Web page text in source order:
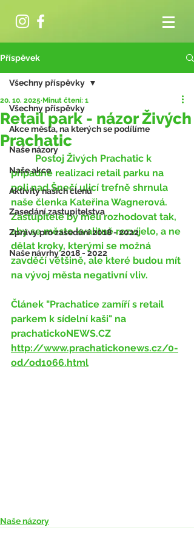
Příspěvek
Všechny příspěvky
Akce města, na kterých se podílíme
Naše názory
Naše akce
Aktivity našich členů
Zasedání zastupitelstva
Zprávy pro zasedání 2018 - 2022
Naše návrhy 2018 - 2022
Všechny příspěvky
Retail park - názor Živých
Prachatic
20. 10. 2025 Minut čtení: 1
případné realizaci retail parku na
poli nad Šnečí ulicí trefně shrnula
naše členka Kateřina Wagnerová.
Zastupitelé by měli rozhodovat tak,
aby se město kvalitně rozvíjelo, a ne
dělat kroky, kterými se možná
zavděčí většině, ale které budou mít
na vývoj města negativní vliv.
Článek "Prachatice zamíří s retail
parkem k sídelní kaši" na
prachatickoNEWS.CZ
http://www.prachatickonews.cz/0-
od/od1066.html
Naše názory